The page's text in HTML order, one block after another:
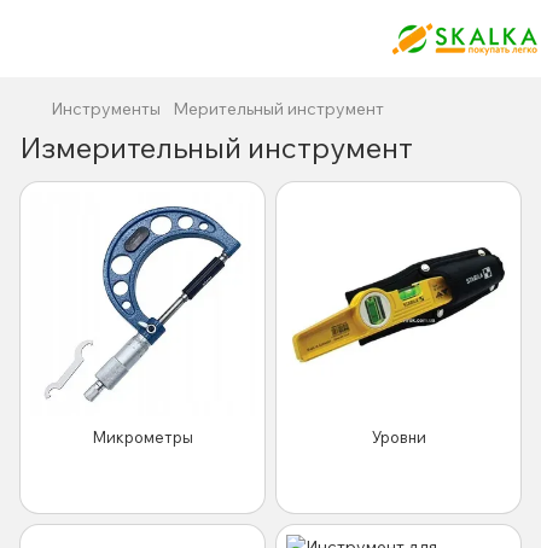
Инструменты Мерительный инструмент
Измерительный инструмент
Микрометры Уровни